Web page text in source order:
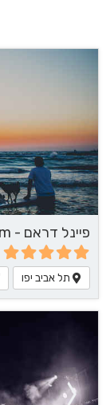
תל אביב יפו